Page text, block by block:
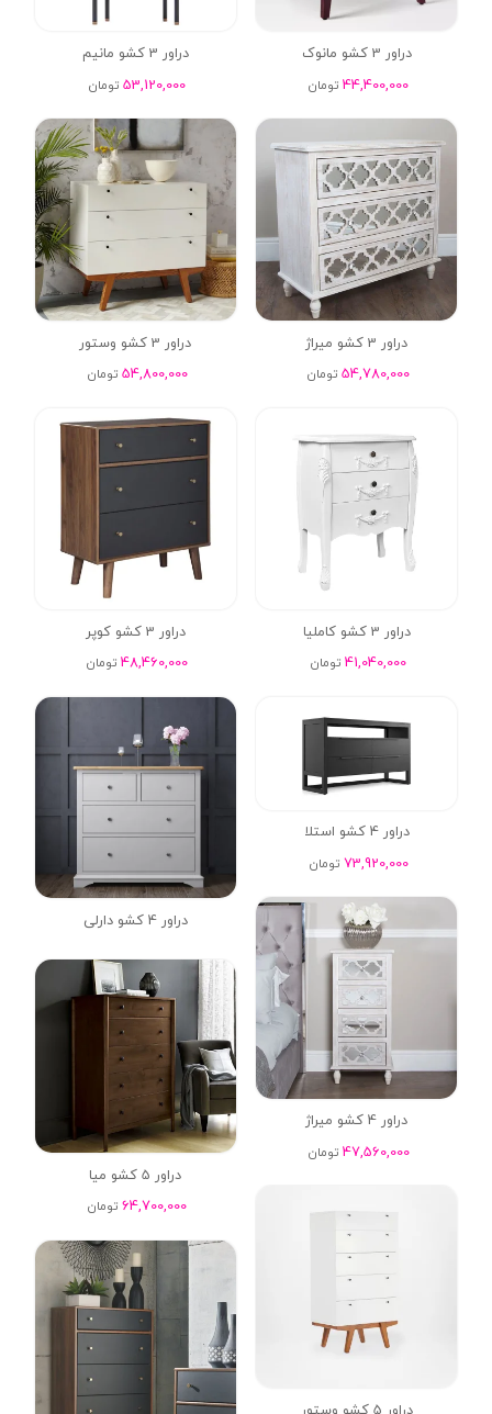
دراور 3 کشو مانوک
44,400,000 تومان
دراور 3 کشو مانیم
53,120,000 تومان
دراور 3 کشو میراژ
54,780,000 تومان
دراور 3 کشو وستور
54,800,000 تومان
دراور 3 کشو کاملیا
41,040,000 تومان
دراور 3 کشو کوپر
48,460,000 تومان
دراور 4 کشو استلا
73,920,000 تومان
دراور 4 کشو دارلی
دراور 4 کشو میراژ
47,560,000 تومان
دراور 5 کشو میا
64,700,000 تومان